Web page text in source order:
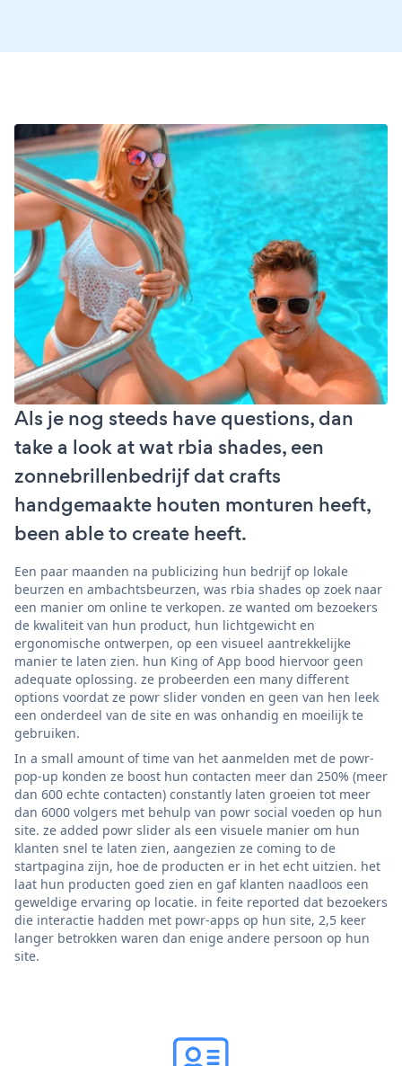
Als je nog steeds have questions, dan
take a look at wat rbia shades, een
zonnebrillenbedrijf dat crafts
handgemaakte houten monturen heeft,
been able to create heeft.
Een paar maanden na publicizing hun bedrijf op lokale
beurzen en ambachtsbeurzen, was rbia shades op zoek naar
een manier om online te verkopen. ze wanted om bezoekers
de kwaliteit van hun product, hun lichtgewicht en
ergonomische ontwerpen, op een visueel aantrekkelijke
manier te laten zien. hun King of App bood hiervoor geen
adequate oplossing. ze probeerden een many different
options voordat ze powr slider vonden en geen van hen leek
een onderdeel van de site en was onhandig en moeilijk te
gebruiken.
In a small amount of time van het aanmelden met de powr-
pop-up konden ze boost hun contacten meer dan 250% (meer
dan 600 echte contacten) constantly laten groeien tot meer
dan 6000 volgers met behulp van powr social voeden op hun
site. ze added powr slider als een visuele manier om hun
klanten snel te laten zien, aangezien ze coming to de
startpagina zijn, hoe de producten er in het echt uitzien. het
laat hun producten goed zien en gaf klanten naadloos een
geweldige ervaring op locatie. in feite reported dat bezoekers
die interactie hadden met powr-apps op hun site, 2,5 keer
langer betrokken waren dan enige andere persoon op hun
site.